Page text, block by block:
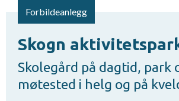
Forbildeanlegg
Skogn
Skolegård på dagtid, park
møtested i helg og på